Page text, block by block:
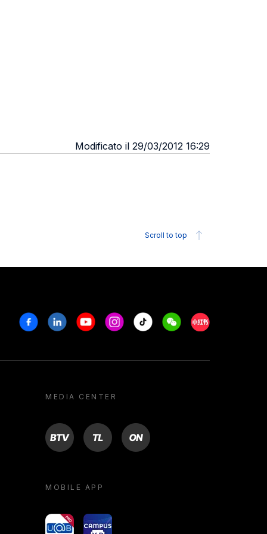
Modificato il 29/03/2012 16:29
Scroll to top
FacebookLinkedinYoutubeInstagram
Tiktok WeechatXiaohongshu/
MEDIA CENTER
BTV TL ON
MOBILE APP
yoU@B Campus VR